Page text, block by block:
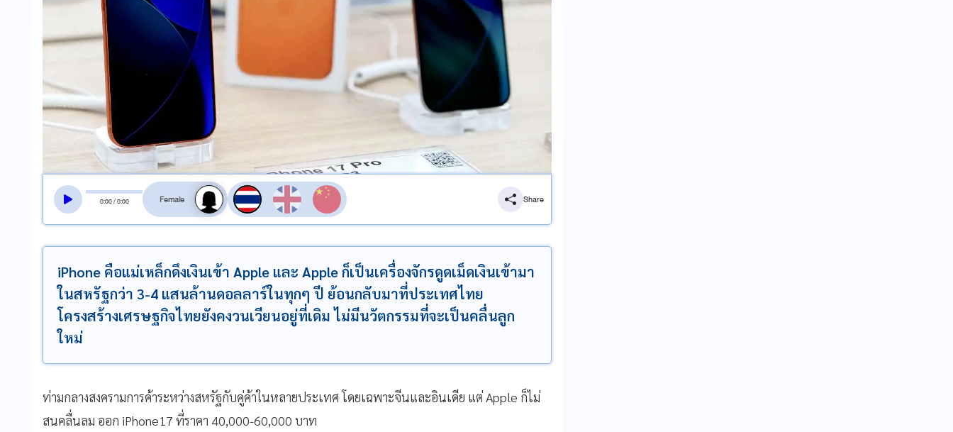
0:00/0:00
สลับเสียงอ่าน
Share
iPhone คือแม่เหล็กดึงเงินเข้า Apple และ Apple ก็เป็นเครื่องจักรดูดเม็ดเงินเข้ามา
ในสหรัฐกว่า 3-4 แสนล้านดอลลาร์ในทุกๆ ปี ย้อนกลับมาที่ประเทศไทย
โครงสร้างเศรษฐกิจไทยยังคงวนเวียนอยู่ที่เดิม ไม่มีนวัตกรรมที่จะเป็นคลื่นลูก
ใหม่
ท่ามกลางสงครามการค้าระหว่างสหรัฐกับคู่ค้าในหลายประเทศ โดยเฉพาะจีนและอินเดีย แต่ Apple ก็ไม่
สนคลื่นลม ออก iPhone17 ที่ราคา 40,000-60,000 บาท